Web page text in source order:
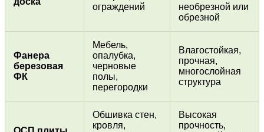
ограждений
необрезной или
обрезной
Фанера
березовая
ФК
Мебель,
опалубка,
черновые
полы,
перегородки
Влагостойкая,
прочная,
многослойная
структура
Обшивка стен,
кровля,
Высокая
прочность,